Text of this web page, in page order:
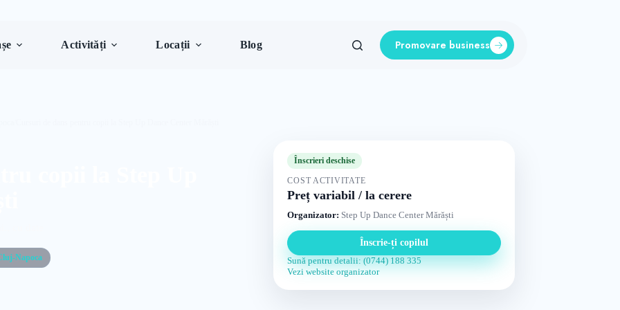
Activități Locații Blog Promovare business
Napoca
Înscrieri deschise
COST ACTIVITATE
Preț variabil / la cerere
Organizator: Step Up Dance Center Mărăști
Înscrie-ți copilul
Sună pentru detalii: (0744) 188 335
Vezi website organizator